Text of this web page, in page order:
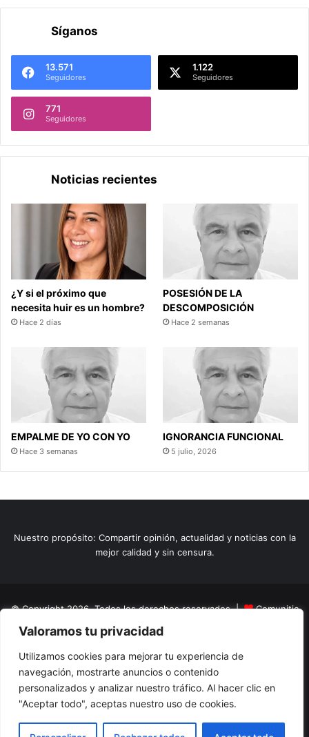
Valoramos tu privacidad
Utilizamos cookies para mejorar tu experiencia de
navegación, mostrarte anuncios o contenido
personalizados y analizar nuestro tráfico. Al hacer clic en
"Aceptar todo", aceptas nuestro uso de cookies.
Síganos
13.571
Seguidores
1.122
Seguidores
771
Seguidores
Noticias recientes
¿Y si el próximo que
necesita huir es un hombre?
Hace 2 días
POSESIÓN DE LA
DESCOMPOSICIÓN
Hace 2 semanas
EMPALME DE YO CON YO
Hace 3 semanas
IGNORANCIA FUNCIONAL
5 julio, 2026
Nuestro propósito: Compartir opinión, actualidad y noticias con la
mejor calidad y sin censura.
© Copyright 2026, Todos los derechos reservados |
Comunitic
SAS BICNit 901228106
Home
Actualidad Variedades Opinion Turismo
El Tinteadero
Caricaturas Reportajes
FacebookYouTubeInstagram